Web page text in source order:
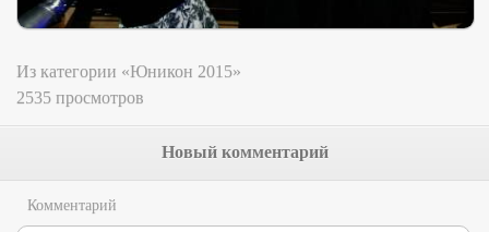
Из категории «Юникон 2015»
2535 просмотров
Новый комментарий
Комментарий